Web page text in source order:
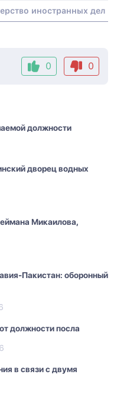
иностранных дел
0 0
должности
дворец водных
Микаилова,
Пакистан: оборонный
должности посла
в связи с двумя